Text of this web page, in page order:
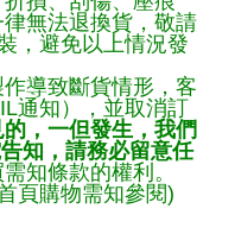
無法退換貨，敬請
，避免以上情況發
導致斷貨情形，客
通知），並取消訂
，一但發生，我們
知，請務必留意任
知條款的權利。
頁購物需知參閱)